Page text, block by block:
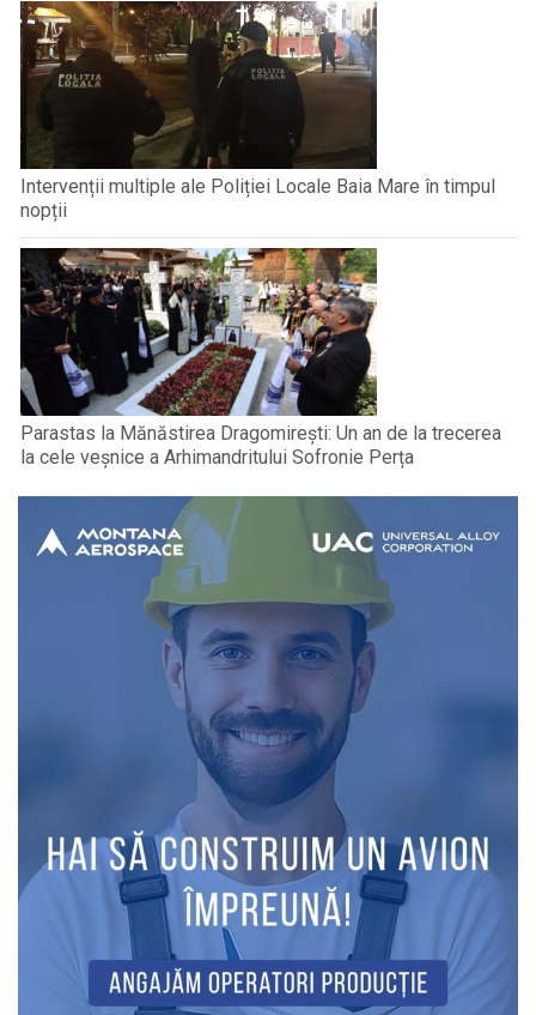
Intervenții multiple ale Poliției Locale Baia Mare în timpul
nopții
Parastas la Mănăstirea Dragomirești: Un an de la trecerea
la cele veșnice a Arhimandritului Sofronie Perța